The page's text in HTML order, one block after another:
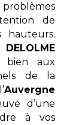
de
hauteurs.
DELOLME
bien aux
de la
Auvergne
d’une
à vos